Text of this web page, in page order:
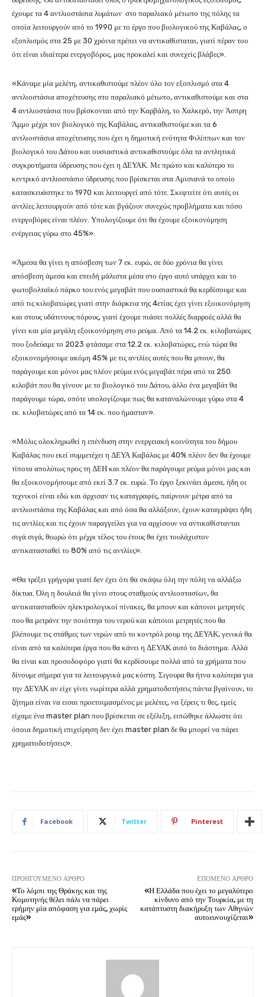
έχουμε τα 4 αντλιοστάσια λυμάτων στο παραλιακό μέτωπο της πόλης τα
οποία λειτουργούν από το 1990 με το έργο που βιολογικού της Καβάλας, ο
εξοπλισμός στα 25 με 30 χρόνια πρέπει να αντικαθίσταται, γιατί πέραν του
ότι είναι ιδιαίτερα ενεργοβόρος, μας προκαλεί και συνεχείς βλάβες».
«Κάναμε μία μελέτη, αντικαθιστούμε πλέον όλο τον εξοπλισμό στα 4
αντλιοστάσια αποχέτευσης στο παραλιακό μέτωπο, αντικαθιστούμε και στα
4 αντλιοστάσια που βρίσκονται από την Καρβάλη, το Χαλκερό, την Άσπρη
Άμμο μέχρι τον βιολογικό της Καβάλας, αντικαθιστούμε και τα 6
αντλιοστάσια αποχέτευσης που έχει η δημοτική ενότητα Φιλίππων και τον
βιολογικό του Δάτου και ουσιαστικά αντικαθιστούμε όλα τα αντλητικά
συγκροτήματα ύδρευσης που έχει η ΔΕΥΑΚ. Με πρώτο και καλύτερο το
κεντρικό αντλιοστάσιο ύδρευσης που βρίσκεται στα Αμισιανά το οποίο
κατασκευάστηκε το 1970 και λειτουργεί από τότε. Σκεφτείτε ότι αυτές οι
αντλίες λειτουργούν από τότε και βγάζουν συνεχώς προβλήματα και πόσο
ενεργοβόρες είναι πλέον. Υπολογίζουμε ότι θα έχουμε εξοικονόμηση
ενέργειας γύρω στο 45%».
«Άμεσα θα γίνει η απόσβεση των 7 εκ. ευρώ, σε δύο χρόνια θα γίνει
απόσβεση άμεσα και επειδή μάλιστα μέσα στο έργο αυτό υπάρχει και το
φωτοβολταϊκό πάρκο του ενός μεγαβάτ που ουσιαστικά θα κερδίσουμε και
από τις κιλοβατώρες γιατί στην διάρκεια της 4ετίας έχει γίνει εξοικονόμηση
και στους υδάτινους πόρους, γιατί έχουμε πιάσει πολλές διαρροές αλλά θα
γίνει και μία μεγάλη εξοικονόμηση στο ρεύμα. Από τα 14.2 εκ. κιλοβατώρες
που ξοδεύαμε το 2023 φτάσαμε στα 12.2 εκ. κιλοβατώρες, ενώ τώρα θα
εξοικονομήσουμε ακόμη 45% με τις αντλίες αυτές που θα μπουν, θα
παράγουμε και μόνοι μας πλέον ρεύμα ενός μεγαβάτ πέρα από τα 250
κιλοβάτ που θα γίνουν με το βιολογικό του Δάτου, άλλο ένα μεγαβάτ θα
παράγουμε τώρα, οπότε υπολογίζουμε πως θα καταναλώνουμε γύρω στα 4
εκ. κιλοβατώρες από τα 14 εκ. που ήμασταν».
«Μόλις ολοκληρωθεί η επένδυση στην ενεργειακή κοινότητα του δήμου
Καβάλας που εκεί συμμετέχει η ΔΕΥΑ Καβάλας με 40% πλέον δεν θα έχουμε
τίποτα απολύτως προς τη ΔΕΗ και πλέον θα παράγουμε ρεύμα μόνοι μας και
θα εξοικονομήσουμε από εκεί 3.7 εκ. ευρώ. Το έργο ξεκινάει άμεσα, ήδη οι
τεχνικοί είναι εδώ και άρχισαν τις καταγραφές, παίρνουν μέτρα από τα
αντλιοστάσια της Καβάλας και από όσα θα αλλάξουν, έχουν καταγράψει ήδη
τις αντλίες και τις έχουν παραγγείλει για να αρχίσουν να αντικαθίστανται
σιγά σιγά, θεωρώ ότι μέχρι τέλος του έτους θα έχει τουλάχιστον
αντικατασταθεί το 80% από τις αντλίες».
«Θα τρέξει γρήγορα γιατί δεν έχει ότι θα σκάψω όλη την πόλη να αλλάξω
δίκτυα. Όλη η δουλειά θα γίνει στους σταθμούς αντλιοστασίων, θα
αντικατασταθούν ηλεκτρολογικοί πίνακες, θα μπουν και κάποιοι μετρητές
που θα μετράνε την ποιόττηα του νερού και κάποιοι μετρητές που θα
βλέπουμε τις στάθμες των νερών από το κοντρόλ ρουμ της ΔΕΥΑΚ, γενικά θα
είναι από τα καλύτερα έργα που θα κάνει η ΔΕΥΑΚ αυτό το διάστημα. Αλλά
θα είναι και προσοδοφόρο γιατί θα κερδίσουμε πολλά από τα χρήματα που
δίνουμε σήμερα για τα λειτουργικά μας κόστη. Σιγουρα θα ήτνα καλύτερα για
την ΔΕΥΑΚ αν είχε γίνει νωρίτερα αλλά χρηματοδοτήσεις πάντα βγαίνουν, το
ζήτημα είναι να εισαι προετοιμασμένος με μελέτες, να ξέρεις τι θες, εμείς
είχαμε ένα master plan που βρίσκεται σε εξέλιξη, ειπώθηκε άλλωστε ότι
όποια δημοτική επιχείρηση δεν έχει master plan δε θα μπορεί να πάρει
χρηματοδοτήσεις».
Facebook Twitter Pinterest
ΠΡΟΗΓΟΎΜΕΝΟ ΆΡΘΡΟ
«Το λόμπι της Θράκης και της
Κομοτηνής θέλει πάλι να πάρει
ερήμην μία απόφαση για εμάς, χωρίς
εμάς»
ΕΠΌΜΕΝΟ ΆΡΘΡΟ
«Η Ελλάδα που έχει το μεγαλύτερο
κίνδυνο από την Τουρκία, με τη
κατάπτυστη διακήρυξη των Αθηνών
αυτοευνουχίζεται»